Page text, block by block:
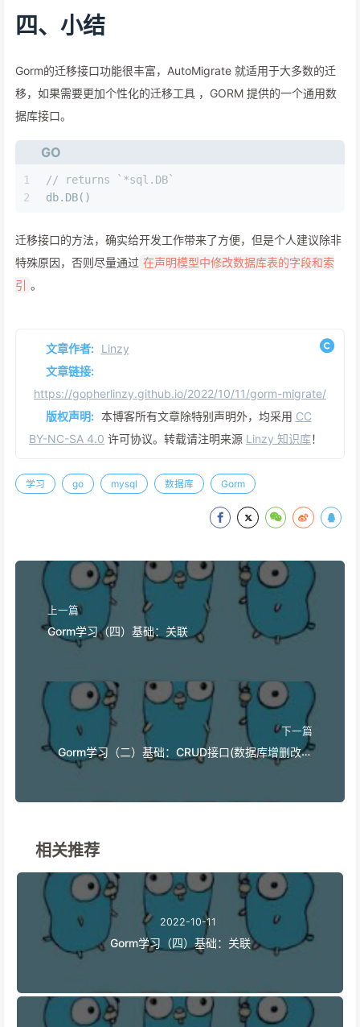
四、小结
Gorm的迁移接口功能很丰富，AutoMigrate 就适用于大多数的迁
移，如果需要更加个性化的迁移工具 ，GORM 提供的一个通用数
据库接口。
GO
1
2
// returns `*sql.DB`
db.DB()
迁移接口的方法，确实给开发工作带来了方便，但是个人建议除非
特殊原因，否则尽量通过 在声明模型中修改数据库表的字段和索
引
。
文章作者: Linzy
文章链接:
https://gopherlinzy.github.io/2022/10/11/gorm-migrate/
版权声明: 本博客所有文章除特别声明外，均采用 CC
BY-NC-SA 4.0 许可协议。转载请注明来源 Linzy 知识库！
学习 go mysql 数据库 Gorm
上一篇
Gorm学习（四）基础：关联
下一篇
Gorm学习（二）基础：CRUD接口(数据库增删改查
相关推荐
2022-10-11
Gorm学习（四）基础：关联